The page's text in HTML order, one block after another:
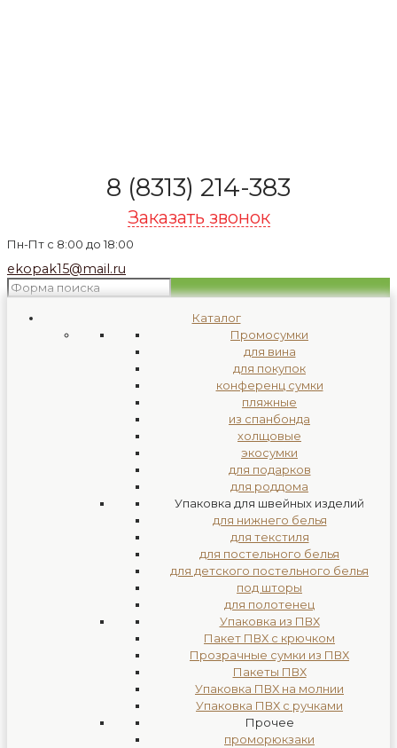
8 (8313) 214-383
Заказать звонок
Пн-Пт с 8:00 до 18:00
ekopak15@mail.ru
Каталог
Промосумки
для вина
для покупок
конференц сумки
пляжные
из спанбонда
холщовые
экосумки
для подарков
для роддома
Упаковка для швейных изделий
для нижнего белья
для текстиля
для постельного белья
для детского постельного белья
под шторы
для полотенец
Упаковка из ПВХ
Пакет ПВХ с крючком
Прозрачные сумки из ПВХ
Пакеты ПВХ
Упаковка ПВХ на молнии
Упаковка ПВХ с ручками
Прочее
проморюкзаки